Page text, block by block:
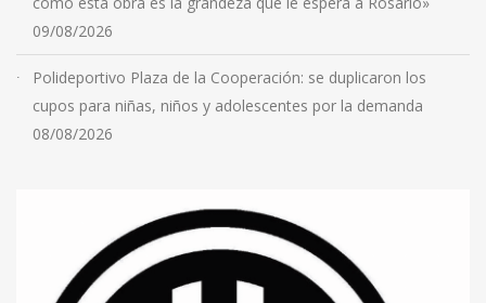
09/08/2026
Polideportivo Plaza de la Cooperación: se duplicaron los
cupos para niñas, niños y adolescentes por la demanda
08/08/2026